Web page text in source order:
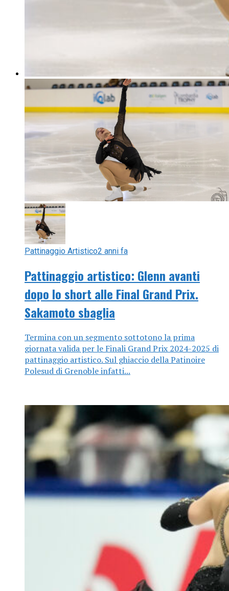
Pattinaggio Artistico2 anni fa
Pattinaggio artistico: Glenn avanti
dopo lo short alle Final Grand Prix.
Sakamoto sbaglia
Termina con un segmento sottotono la prima
giornata valida per le Finali Grand Prix 2024-2025 di
pattinaggio artistico. Sul ghiaccio della Patinoire
Polesud di Grenoble infatti...